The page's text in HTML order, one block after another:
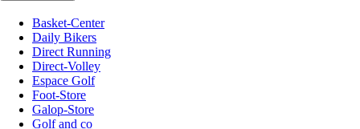
Basket-Center
Daily Bikers
Direct Running
Direct-Volley
Espace Golf
Foot-Store
Galop-Store
Golf and co